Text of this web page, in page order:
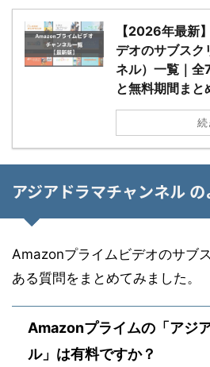
【2026年最新
デオのサブスク
ネル）一覧｜
と無料期間まと
続
アジアドラマチャンネル
Amazonプライムビデオのサブ
ある質問をまとめてみました。
Amazonプライムの「アジ
ル」は有料ですか？